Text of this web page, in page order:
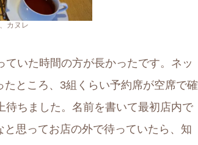
カヌレ
いた時間の方が長かったです。ネッ
ところ、3組くらい予約席が空席で確
ちました。名前を書いて最初店内で
思ってお店の外で待っていたら、知